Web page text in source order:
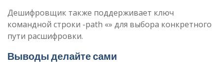
Дешифровщик также поддерживает ключ
командной строки -path «» для выбора конкретного
пути расшифровки.
Выводы делайте сами ​